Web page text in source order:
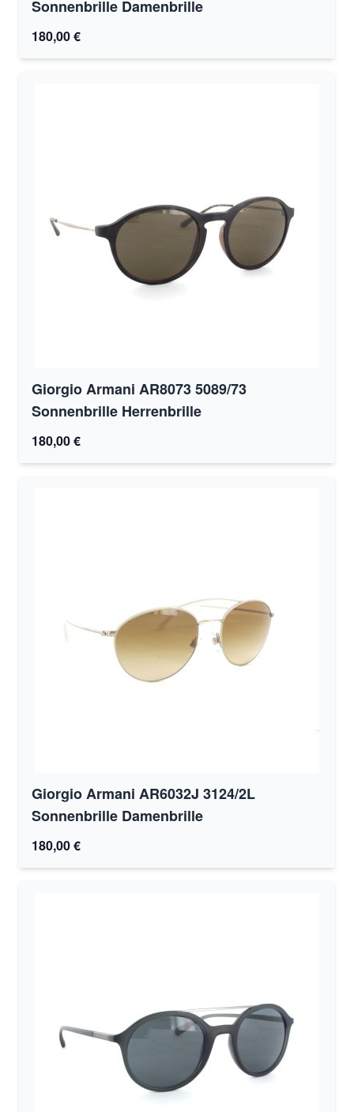
Sonnenbrille Damenbrille
180,00 €
Giorgio Armani AR8073 5089/73
Sonnenbrille Herrenbrille
180,00 €
Giorgio Armani AR6032J 3124/2L
Sonnenbrille Damenbrille
180,00 €